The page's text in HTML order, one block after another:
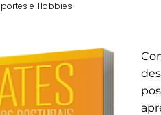
e Hobbies